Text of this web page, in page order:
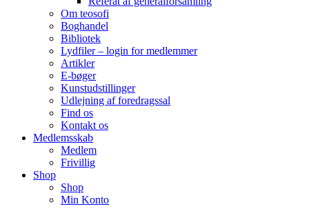
Om teosofi
Boghandel
Bibliotek
Lydfiler – login for medlemmer
Artikler
E-bøger
Kunstudstillinger
Udlejning af foredragssal
Find os
Kontakt os
Medlemsskab
Medlem
Frivillig
Shop
Shop
Min Konto